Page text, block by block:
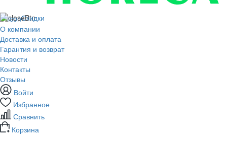
Скидки
О компании
Доставка и оплата
Гарантия и возврат
Новости
Контакты
Отзывы
Войти
Избранное
Сравнить
Корзина